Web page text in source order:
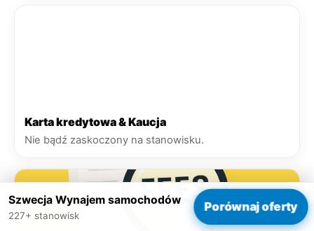
Karta kredytowa & Kaucja
Nie bądź zaskoczony na stanowisku.
Szwecja Wynajem samochodów
227+ stanowisk
Porównaj oferty